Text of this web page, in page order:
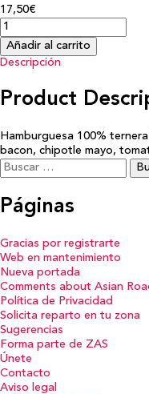
17,50€
Añadir al carrito
Descripción
Product
Hamburguesa 100%
bacon, chipotle mayo,
Buscar:
Páginas
Gracias por registrarte
Web en mantenimiento
Nueva portada
Comments about Asian
Política de Privacidad
Solicita reparto en tu zona
Sugerencias
Forma parte de ZAS
Únete
Contacto
Aviso legal